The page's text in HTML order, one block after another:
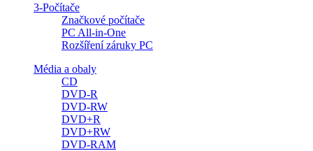
3-Počítače
Značkové počítače
PC All-in-One
Rozšíření záruky PC
Média a obaly
CD
DVD-R
DVD-RW
DVD+R
DVD+RW
DVD-RAM